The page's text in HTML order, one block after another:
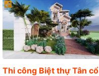
Thi công Biệt thự Tân cổ